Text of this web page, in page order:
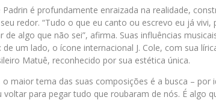
Padrin é profundamente enraizada na realidade,
redor. “Tudo o que eu canto ou escrevo eu já
de algo que não sei”, afirma. Suas influências
de um lado, o ícone internacional J. Cole, com sua
Matuê, reconhecido por sua estética única.
o maior tema das suas composições é a busca – por
para pegar tudo que roubaram de nós. É algo